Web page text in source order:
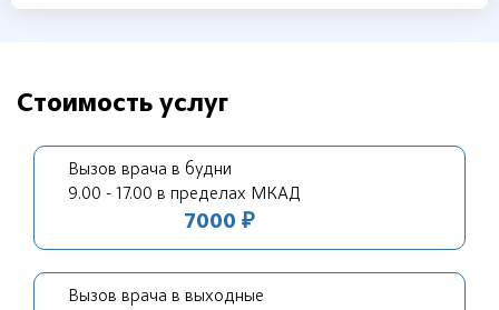
Стоимость услуг
Вызов врача в будни
9.00 - 17.00 в пределах МКАД
7000 ₽
Вызов врача в выходные